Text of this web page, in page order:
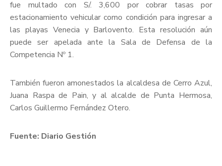
fue multado con S/. 3,600 por cobrar tasas por
estacionamiento vehicular como condición para ingresar a
las playas Venecia y Barlovento. Esta resolución aún
puede ser apelada ante la Sala de Defensa de la
Competencia Nº 1.
También fueron amonestados la alcaldesa de Cerro Azul,
Juana Raspa de Pain, y al alcalde de Punta Hermosa,
Carlos Guillermo Fernández Otero.
Fuente: Diario Gestión